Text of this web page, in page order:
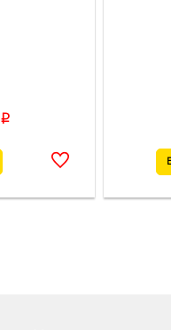
i